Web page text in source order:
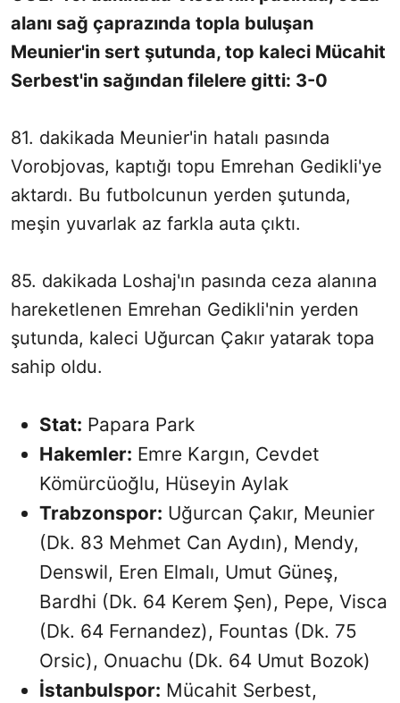
alanı sağ çaprazında topla buluşan
Meunier'in sert şutunda, top kaleci Mücahit
Serbest'in sağından filelere gitti: 3-0
81. dakikada Meunier'in hatalı pasında
Vorobjovas, kaptığı topu Emrehan Gedikli'ye
aktardı. Bu futbolcunun yerden şutunda,
meşin yuvarlak az farkla auta çıktı.
85. dakikada Loshaj'ın pasında ceza alanına
hareketlenen Emrehan Gedikli'nin yerden
şutunda, kaleci Uğurcan Çakır yatarak topa
sahip oldu.
Stat: Papara Park
Hakemler: Emre Kargın, Cevdet
Kömürcüoğlu, Hüseyin Aylak
Trabzonspor: Uğurcan Çakır, Meunier
(Dk. 83 Mehmet Can Aydın), Mendy,
Denswil, Eren Elmalı, Umut Güneş,
Bardhi (Dk. 64 Kerem Şen), Pepe, Visca
(Dk. 64 Fernandez), Fountas (Dk. 75
Orsic), Onuachu (Dk. 64 Umut Bozok)
İstanbulspor: Mücahit Serbest,